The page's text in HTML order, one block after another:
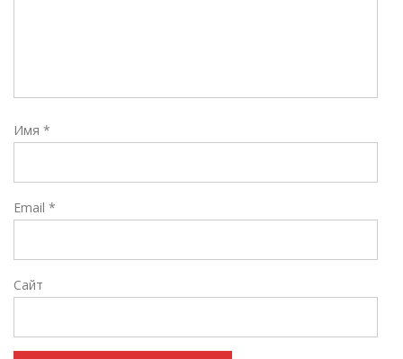
Имя *
Email *
Сайт